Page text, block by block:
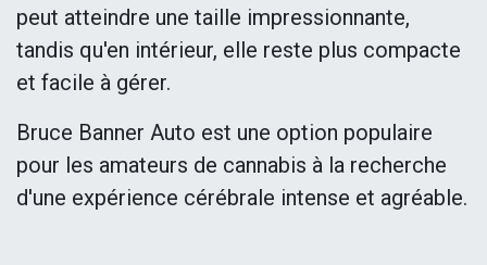
peut atteindre une taille impressionnante,
tandis qu'en intérieur, elle reste plus compacte
et facile à gérer.
Bruce Banner Auto est une option populaire
pour les amateurs de cannabis à la recherche
d'une expérience cérébrale intense et agréable.